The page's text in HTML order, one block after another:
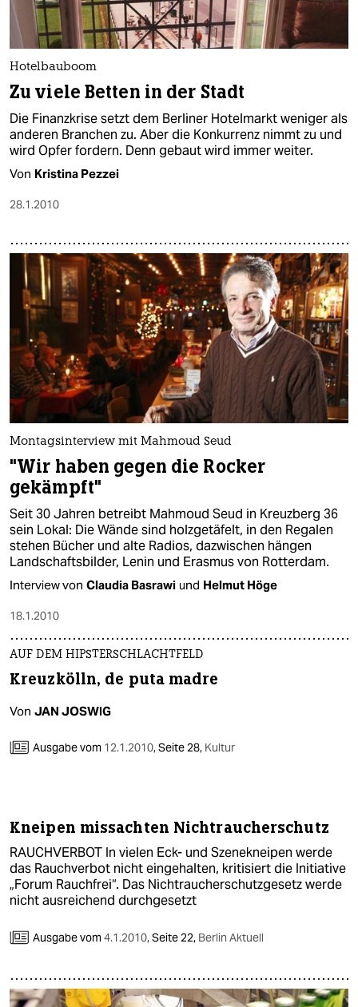
epaper login
Hotelbauboom
Zu viele Betten in der Stadt
Die Finanzkrise setzt dem Berliner Hotelmarkt weniger als
anderen Branchen zu. Aber die Konkurrenz nimmt zu und
wird Opfer fordern. Denn gebaut wird immer weiter.
Von Kristina Pezzei
28.1.2010
Montagsinterview mit Mahmoud Seud
"Wir haben gegen die Rocker
gekämpft"
Seit 30 Jahren betreibt Mahmoud Seud in Kreuzberg 36
sein Lokal: Die Wände sind holzgetäfelt, in den Regalen
stehen Bücher und alte Radios, dazwischen hängen
Landschaftsbilder, Lenin und Erasmus von Rotterdam.
Interview von Claudia Basrawi und Helmut Höge
18.1.2010
AUF DEM HIPSTERSCHLACHTFELD
Kreuzkölln, de puta madre
Von JAN JOSWIG
Ausgabe vom 12.1.2010,Seite 28, Kultur
Kneipen missachten Nichtraucherschutz
RAUCHVERBOT In vielen Eck- und Szenekneipen werde
das Rauchverbot nicht eingehalten, kritisiert die Initiative
„Forum Rauchfrei“. Das Nichtraucherschutzgesetz werde
nicht ausreichend durchgesetzt
Ausgabe vom4.1.2010,Seite 22, Berlin Aktuell